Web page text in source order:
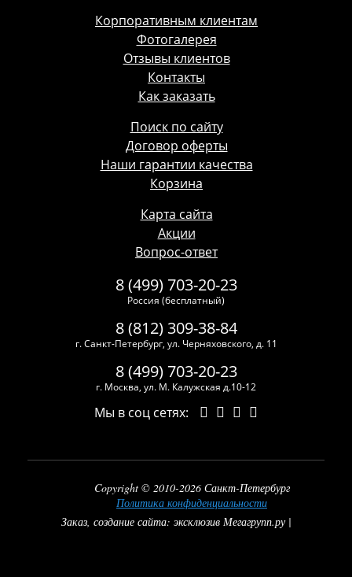
Корпоративным клиентам
Фотогалерея
Отзывы клиентов
Контакты
Как заказать
Поиск по сайту
Договор оферты
Наши гарантии качества
Корзина
Карта сайта
Акции
Вопрос-ответ
8 (499) 703-20-23
Россия (бесплатный)
8 (812) 309-38-84
г. Санкт-Петербург, ул. Черняховского, д. 11
8 (499) 703-20-23
г. Москва, ул. М. Калужская д.10-12
Мы в соц сетях:
Copyright © 2010-2026 Санкт-Петербург
Политика конфиденциальности
Заказ, создание сайта: эксклюзив Мегагрупп.ру |